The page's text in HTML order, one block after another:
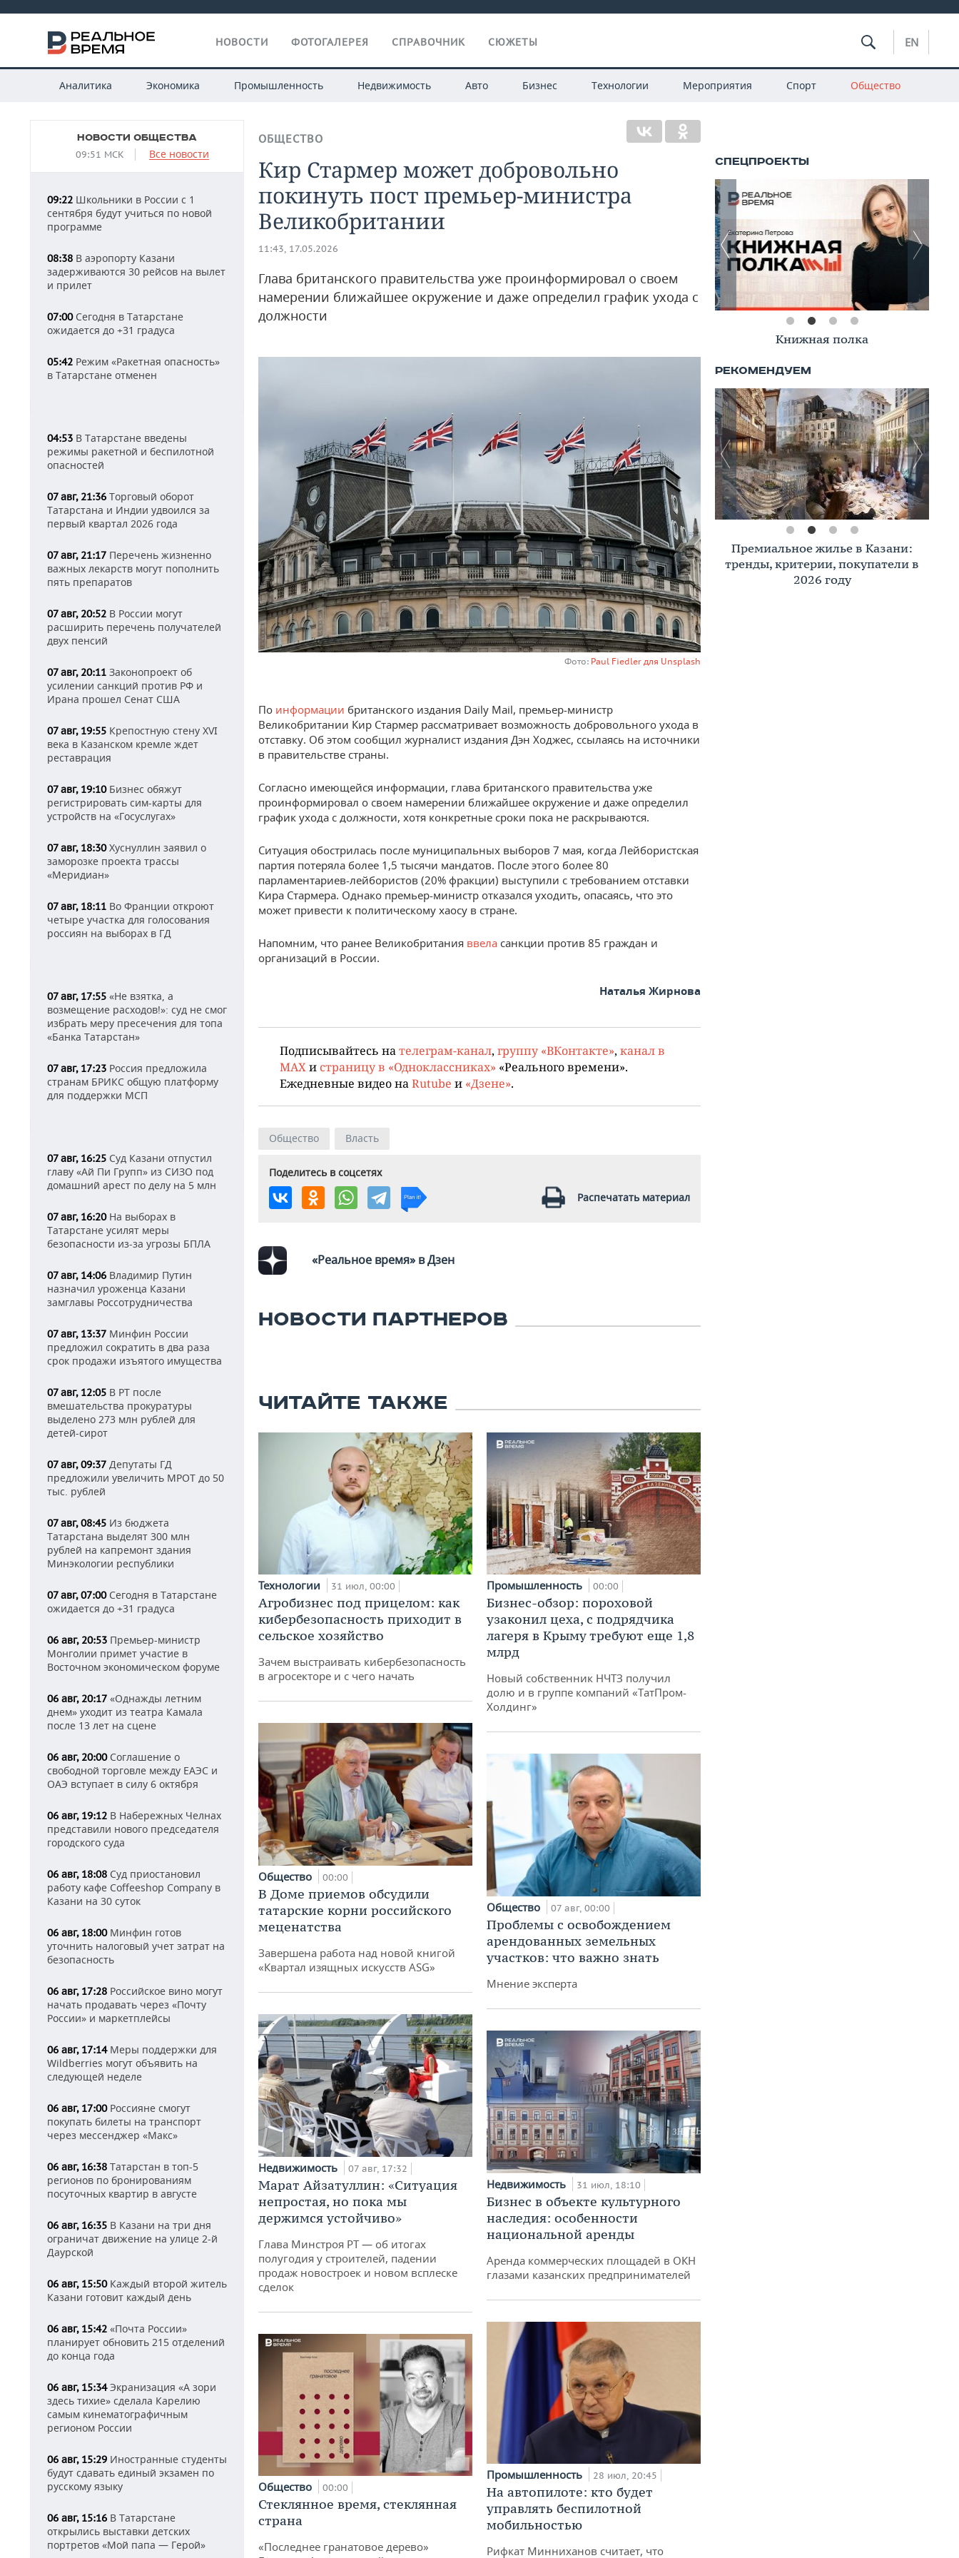
НОВОСТИ ФОТОГАЛЕРЕЯ СПРАВОЧНИК СЮЖЕТЫ EN
Аналитика Экономика Промышленность Недвижимость Авто Бизнес Технологии Мероприятия Спорт Общество
НОВОСТИ ОБЩЕСТВА
09:51 МСК Все новости
09:22 Школьники в России с 1
сентября будут учиться по новой
программе
08:38 В аэропорту Казани
задерживаются 30 рейсов на вылет
и прилет
07:00Сегодня в Татарстане
ожидается до +31 градуса
05:42 Режим «Ракетная опасность»
в Татарстане отменен
04:53 В Татарстане введены
режимы ракетной и беспилотной
опасностей
07 авг, 21:36 Торговый оборот
Татарстана и Индии удвоился за
первый квартал 2026 года
07 авг, 21:17 Перечень жизненно
важных лекарств могут пополнить
пять препаратов
07 авг, 20:52 В России могут
расширить перечень получателей
двух пенсий
07 авг, 20:11 Законопроект об
усилении санкций против РФ и
Ирана прошел Сенат США
07 авг, 19:55 Крепостную стену XVI
века в Казанском кремле ждет
реставрация
07 авг, 19:10Бизнес обяжут
регистрировать сим-карты для
устройств на «Госуслугах»
07 авг, 18:30Хуснуллин заявил о
заморозке проекта трассы
«Меридиан»
07 авг, 18:11 Во Франции откроют
четыре участка для голосования
россиян на выборах в ГД
07 авг, 17:55 «Не взятка, а
возмещение расходов!»: суд не смог
избрать меру пресечения для топа
«Банка Татарстан»
07 авг, 17:23 Россия предложила
странам БРИКС общую платформу
для поддержки МСП
07 авг, 16:25 Суд Казани отпустил
главу «Ай Пи Групп» из СИЗО под
домашний арест по делу на 5 млн
07 авг, 16:20На выборах в
Татарстане усилят меры
безопасности из-за угрозы БПЛА
07 авг, 14:06 Владимир Путин
назначил уроженца Казани
замглавы Россотрудничества
07 авг, 13:37 Минфин России
предложил сократить в два раза
срок продажи изъятого имущества
07 авг, 12:05 В РТ после
вмешательства прокуратуры
выделено 273 млн рублей для
детей-сирот
07 авг, 09:37 Депутаты ГД
предложили увеличить МРОТ до 50
тыс. рублей
07 авг, 08:45 Из бюджета
Татарстана выделят 300 млн
рублей на капремонт здания
Минэкологии республики
07 авг, 07:00Сегодня в Татарстане
ожидается до +31 градуса
06 авг, 20:53 Премьер-министр
Монголии примет участие в
Восточном экономическом форуме
06 авг, 20:17 «Однажды летним
днем» уходит из театра Камала
после 13 лет на сцене
06 авг, 20:00Соглашение о
свободной торговле между ЕАЭС и
ОАЭ вступает в силу 6 октября
06 авг, 19:12 В Набережных Челнах
представили нового председателя
городского суда
06 авг, 18:08 Суд приостановил
работу кафе Coffeeshop Company в
Казани на 30 суток
06 авг, 18:00Минфин готов
уточнить налоговый учет затрат на
безопасность
06 авг, 17:28 Российское вино могут
начать продавать через «Почту
России» и маркетплейсы
06 авг, 17:14Меры поддержки для
Wildberries могут объявить на
следующей неделе
06 авг, 17:00Россияне смогут
покупать билеты на транспорт
через мессенджер «Макс»
06 авг, 16:38 Татарстан в топ-5
регионов по бронированиям
посуточных квартир в августе
06 авг, 16:35 В Казани на три дня
ограничат движение на улице 2-й
Даурской
06 авг, 15:50Каждый второй житель
Казани готовит каждый день
06 авг, 15:42 «Почта России»
планирует обновить 215 отделений
до конца года
06 авг, 15:34Экранизация «А зори
здесь тихие» сделала Карелию
самым кинематографичным
регионом России
06 авг, 15:29 Иностранные студенты
будут сдавать единый экзамен по
русскому языку
06 авг, 15:16 В Татарстане
открылись выставки детских
портретов «Мой папа — Герой»
ОБЩЕСТВО
Кир Стармер может добровольно
покинуть пост премьер-министра
Великобритании
11:43, 17.05.2026
Глава британского правительства уже проинформировал о своем
намерении ближайшее окружение и даже определил график ухода с
должности
Фото: Paul Fiedler для Unsplash
По информации британского издания Daily Mail, премьер-министр
Великобритании Кир Стармер рассматривает возможность добровольного ухода в
отставку. Об этом сообщил журналист издания Дэн Ходжес, ссылаясь на источники
в правительстве страны.
Согласно имеющейся информации, глава британского правительства уже
проинформировал о своем намерении ближайшее окружение и даже определил
график ухода с должности, хотя конкретные сроки пока не раскрываются.
Ситуация обострилась после муниципальных выборов 7 мая, когда Лейбористская
партия потеряла более 1,5 тысячи мандатов. После этого более 80
парламентариев-лейбористов (20% фракции) выступили с требованием отставки
Кира Стармера. Однако премьер-министр отказался уходить, опасаясь, что это
может привести к политическому хаосу в стране.
Напомним, что ранее Великобритания ввела санкции против 85 граждан и
организаций в России.
Наталья Жирнова
Подписывайтесь на телеграм-канал, группу «ВКонтакте», канал в
MAX и страницу в «Одноклассниках» «Реального времени».
Ежедневные видео на Rutube и «Дзене».
Общество Власть
Поделитесь в соцсетях
Распечатать материал
«Реальное время» в Дзен
НОВОСТИ ПАРТНЕРОВ
ЧИТАЙТЕ ТАКЖЕ
Технологии 31 июл, 00:00
Агробизнес под прицелом: как
кибербезопасность приходит в
сельское хозяйство
Зачем выстраивать кибербезопасность
в агросекторе и с чего начать
Общество 00:00
В Доме приемов обсудили
татарские корни российского
меценатства
Завершена работа над новой книгой
«Квартал изящных искусств ASG»
Недвижимость 07 авг, 17:32
Марат Айзатуллин: «Ситуация
непростая, но пока мы
держимся устойчиво»
Глава Минстроя РТ — об итогах
полугодия у строителей, падении
продаж новостроек и новом всплеске
сделок
Общество 00:00
Стеклянное время, стеклянная
страна
«Последнее гранатовое дерево»
Промышленность 00:00
Бизнес-обзор: пороховой
узаконил цеха, с подрядчика
лагеря в Крыму требуют еще 1,8
млрд
Новый собственник НЧТЗ получил
долю и в группе компаний «ТатПром-
Холдинг»
Общество 07 авг, 00:00
Проблемы с освобождением
арендованных земельных
участков: что важно знать
Мнение эксперта
Недвижимость 31 июл, 18:10
Бизнес в объекте культурного
наследия: особенности
национальной аренды
Аренда коммерческих площадей в ОКН
глазами казанских предпринимателей
Промышленность 28 июл, 20:45
На автопилоте: кто будет
управлять беспилотной
мобильностью
Рифкат Минниханов считает, что
Книжная полка
Премиальное жилье в Казани:
тренды, критерии, покупатели в
2026 году